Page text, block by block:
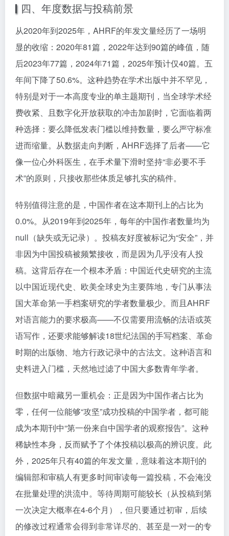
四、年度数据与投稿前景
从2020年到2025年，AHRF的年发文量经历了一场明
显的收缩：2020年81篇，2022年达到90篇的峰值，随
后2023年77篇，2024年71篇，2025年预计仅40篇。五
年间下降了50.6%。这种趋势在学术出版中并不罕见，
特别是对于一本高度专业的单主题期刊，当全球学术经
费收紧、且数字化开放获取的冲击加剧时，它面临着两
种选择：要么降低发表门槛以维持数量，要么严守标准
进而缩量。从数据走向判断，AHRF选择了后者——它
像一位心外科医生，在手术量下滑时坚持“非必要不手
术”的原则，只接收那些体质足够扎实的稿件。
特别值得注意的是，中国作者在这本期刊上的占比为
0.0%。从2019年到2025年，每年的中国作者数量均为
null（缺失或无记录）。投稿友好度被标记为“安全”，并
非因为中国投稿被频繁接收，而是因为几乎没有人投
稿。这背后存在一个根本矛盾：中国近代史研究的主流
以中国近现代史、欧美全球史为主要阵地，专门从事法
国大革命第一手档案研究的学者数量极少。而且AHRF
对语言能力的要求极高——不仅需要用流畅的法语或英
语写作，还要求能够解读18世纪法国的手写档案、革命
时期的出版物、地方行政记录中的古法文。这种语言和
史料进入门槛，天然地过滤了中国大多数青年学者。
但数据中暗藏另一重机会：正是因为中国作者占比为
零，任何一位能够“攻坚”成功投稿的中国学者，都可能
成为本期刊中“第一份来自中国学者的观察报告”。这种
稀缺性本身，反而赋予了个体投稿以极高的辨识度。此
外，2025年只有40篇的年发文量，意味着这本期刊的
编辑部和审稿人有更多时间审读每一篇投稿，不会淹没
在批量处理的洪流中。等待周期可能较长（从投稿到第
一次决定大概率在4-6个月），但只要通过初审，后续
的修改过程通常会得到非常详尽的、甚至是一对一的专